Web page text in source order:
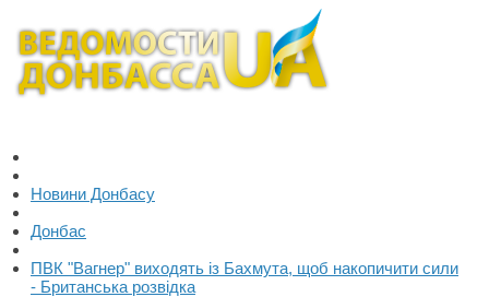
Новини Донбасу
Донбас
ПВК "Вагнер" виходять із Бахмута, щоб накопичити сили
- Британська розвідка